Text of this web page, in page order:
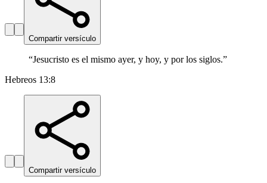
Compartir versículo
“Jesucristo es el mismo ayer, y hoy, y por los siglos.”
Hebreos 13:8
Compartir versículo